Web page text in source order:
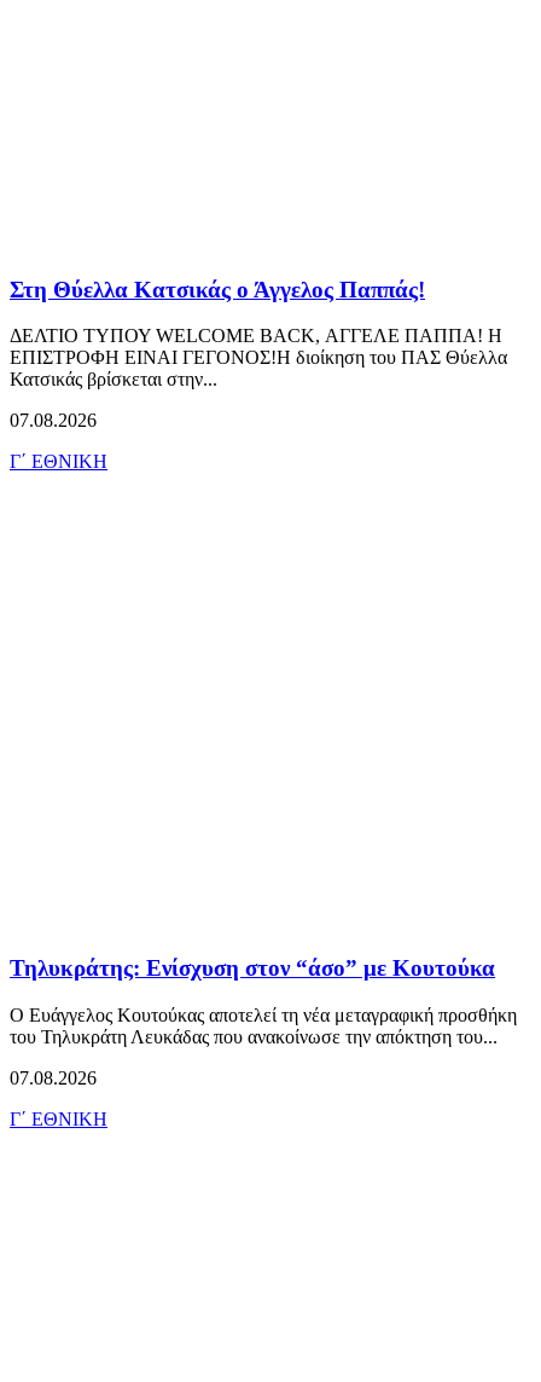
Στη Θύελλα Κατσικάς ο Άγγελος Παππάς!
ΔΕΛΤΙΟ ΤΥΠΟΥ WELCOME BACK, ΑΓΓΕΛΕ ΠΑΠΠΑ! Η
ΕΠΙΣΤΡΟΦΗ ΕΙΝΑΙ ΓΕΓΟΝΟΣ!Η διοίκηση του ΠΑΣ Θύελλα
Κατσικάς βρίσκεται στην...
07.08.2026
Γ΄ ΕΘΝΙΚΗ
Τηλυκράτης: Ενίσχυση στον “άσο” με Κουτούκα
Ο Ευάγγελος Κουτούκας αποτελεί τη νέα μεταγραφική προσθήκη
του Τηλυκράτη Λευκάδας που ανακοίνωσε την απόκτηση του...
07.08.2026
Γ΄ ΕΘΝΙΚΗ